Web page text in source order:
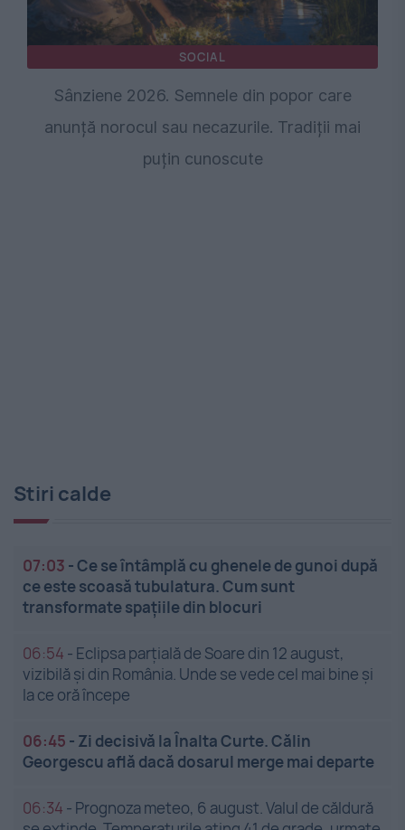
SOCIAL
Sânziene 2026. Semnele din popor care
anunță norocul sau necazurile. Tradiții mai
puțin cunoscute
Stiri calde
07:03 -Ce se întâmplă cu ghenele de gunoi după
ce este scoasă tubulatura. Cum sunt
transformate spațiile din blocuri
06:54 - Eclipsa parțială de Soare din 12 august,
vizibilă și din România. Unde se vede cel mai bine și
la ce oră începe
06:45 - Zi decisivă la Înalta Curte. Călin
Georgescu află dacă dosarul merge mai departe
06:34 - Prognoza meteo, 6 august. Valul de căldură